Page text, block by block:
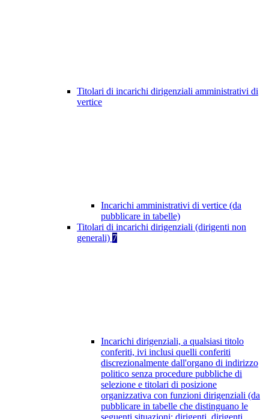
Titolari di incarichi dirigenziali amministrativi di
vertice
Incarichi amministrativi di vertice (da
pubblicare in tabelle)
Titolari di incarichi dirigenziali (dirigenti non
generali) 7
Incarichi dirigenziali, a qualsiasi titolo
conferiti, ivi inclusi quelli conferiti
discrezionalmente dall'organo di indirizzo
politico senza procedure pubbliche di
selezione e titolari di posizione
organizzativa con funzioni dirigenziali (da
pubblicare in tabelle che distinguano le